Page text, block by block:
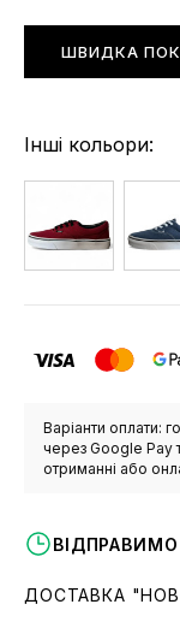
ШВИДКА
Інші кольори:
Варіанти оплати:
через Google Pay
отриманні або
ДОСТАВКА